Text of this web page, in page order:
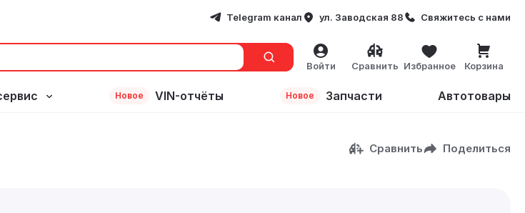
Telegram канал ул. Заводская 88 Свяжитесь с нами
Войти Сравнить Избранное Корзина
Новое VIN-отчёты Новое Запчасти Автотовары
Сравнить Поделиться